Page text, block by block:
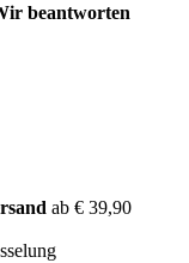
beantworten
ab € 39,90